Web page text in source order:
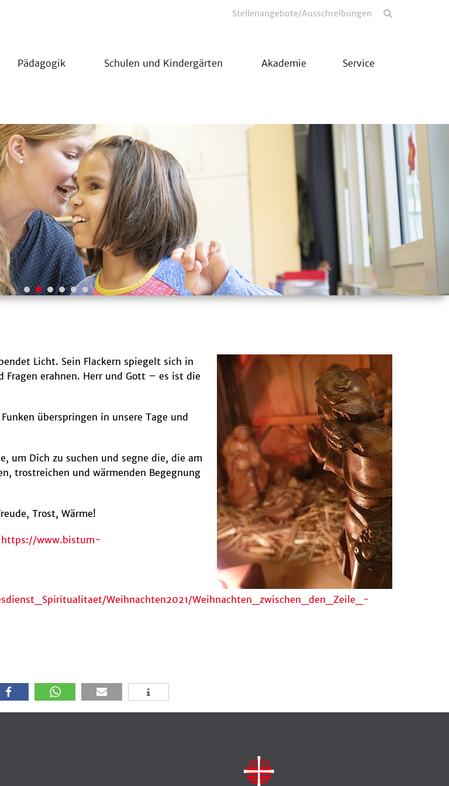
Stellenangebote/Ausschreibungen
Pädagogik Schulen und Kindergärten Akademie Service
Licht. Sein Flackern spiegelt sich in
erahnen. Herr und Gott – es ist die
überspringen in unsere Tage und
um Dich zu suchen und segne die, die am
trostreichen und wärmenden Begegnung
Trost, Wärme!
https://www.bistum-
Weihnachten2021/Weihnachten_zwischen_den_Zeile_-